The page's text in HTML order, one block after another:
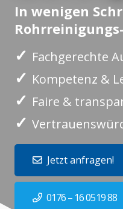
In wenigen
✓ Fachgerechte
✓ Kompetenz &
✓ Faire &
✓
Jetzt anfragen!
0176 – 16 0519 88